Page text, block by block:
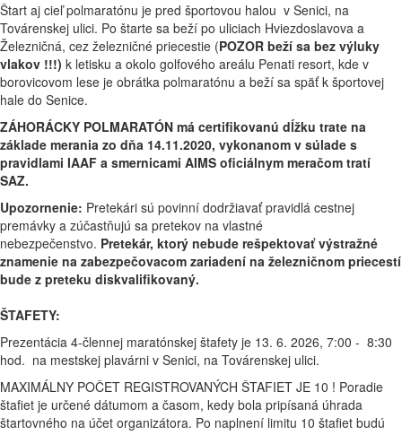
Štart aj cieľ polmaratónu je pred športovou halou v Senici, na
Továrenskej ulici. Po štarte sa beží po uliciach Hviezdoslavova a
Železničná, cez železničné priecestie (POZOR beží sa bez výluky
vlakov !!!) k letisku a okolo golfového areálu Penati resort, kde v
borovicovom lese je obrátka polmaratónu a beží sa späť k športovej
hale do Senice.
ZÁHORÁCKY POLMARATÓN má certifikovanú dĺžku trate na
základe merania zo dňa 14.11.2020, vykonanom v súlade s
pravidlami IAAF a smernicami AIMS oficiálnym meračom tratí
SAZ.
Upozornenie: Pretekári sú povinní dodržiavať pravidlá cestnej
premávky a zúčastňujú sa pretekov na vlastné
nebezpečenstvo. Pretekár, ktorý nebude rešpektovať výstražné
znamenie na zabezpečovacom zariadení na železničnom priecestí
bude z preteku diskvalifikovaný.
ŠTAFETY:
Prezentácia 4-člennej maratónskej štafety je 13. 6. 2026, 7:00 - 8:30
hod. na mestskej plavárni v Senici, na Továrenskej ulici.
MAXIMÁLNY POČET REGISTROVANÝCH ŠTAFIET JE 10 ! Poradie
štafiet je určené dátumom a časom, kedy bola pripísaná úhrada
štartovného na účet organizátora. Po naplnení limitu 10 štafiet budú